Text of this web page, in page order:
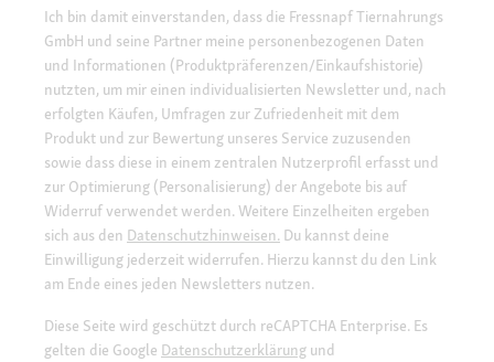
Ich bin damit einverstanden, dass die Fressnapf Tiernahrungs
GmbH und seine Partner meine personenbezogenen Daten
und Informationen (Produktpräferenzen/Einkaufshistorie)
nutzten, um mir einen individualisierten Newsletter und, nach
erfolgten Käufen, Umfragen zur Zufriedenheit mit dem
Produkt und zur Bewertung unseres Service zuzusenden
sowie dass diese in einem zentralen Nutzerprofil erfasst und
zur Optimierung (Personalisierung) der Angebote bis auf
Widerruf verwendet werden. Weitere Einzelheiten ergeben
sich aus den Datenschutzhinweisen. Du kannst deine
Einwilligung jederzeit widerrufen. Hierzu kannst du den Link
am Ende eines jeden Newsletters nutzen.
Diese Seite wird geschützt durch reCAPTCHA Enterprise. Es
gelten die Google Datenschutzerklärung und